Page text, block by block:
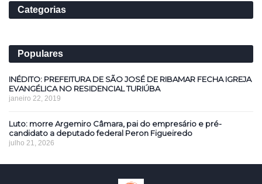
Categorias
Populares
INÉDITO: PREFEITURA DE SÃO JOSÉ DE RIBAMAR FECHA IGREJA
EVANGÉLICA NO RESIDENCIAL TURIÚBA
janeiro 22, 2019
Luto: morre Argemiro Câmara, pai do empresário e pré-
candidato a deputado federal Peron Figueiredo
julho 21, 2026